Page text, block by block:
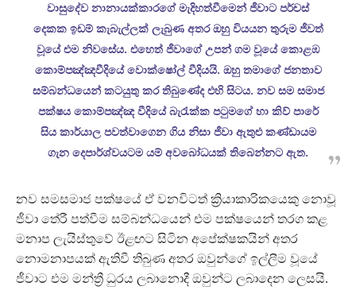
වාසුදේව නානායක්කාරගේ මැදිහත්වීමෙන් ජීවාට පර්චස්
දෙකක ඉඩම් කැබැල්ලක් ලැබුණ අතර ඔහු වියයන තුරුම ජීවත්
වූයේ එම නිවසේය. එහෙත් ජීවාගේ උපන් ගම වූයේ කොළඹ
කොම්පඤ්ඤවීදියේ වොක්ෂෝල් වීදියයි. ඔහු තමාගේ ජනතාව
සම්බන්ධයෙන් කටයුතු කර තිබුණේද එහි සිටය. නව සම සමාජ
පක්ෂය කොම්පඤ්ඤ වීදියේ බැරැක්ක පටුමගේ හා කිව් පාරේ
සිය කාර්යාල පවත්වාගෙන ගිය නිසා ජීවා ඇතුළු කණ්ඩායම
ගැන දෙපාර්ශ්වයටම යම් අවබෝධයක් තිබෙන්නට ඇත.
නව සමසමාජ පක්ෂයේ ඒ වනවිටත් ක්‍රියාකාරිකයෙකු නොවූ
ජීවා තේරී පත්වීම සම්බන්ධයෙන් එම පක්ෂයෙන් තරග කළ
මනාප ලැයිස්තුවේ ඊළඟට සිටින අපේක්ෂකයින් අතර
නොමනාපයක් ඇතිවී තිබුණ අතර ඔවුන්ගේ ඉල්ලීම වූයේ
ජීවාට එම මන්ත්‍රී ධුරය ලබානොදී ඔවුන්ට ලබාදෙන ලෙසයි.